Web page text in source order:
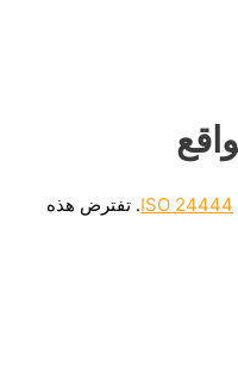
ISO 24444. تفترض هذه